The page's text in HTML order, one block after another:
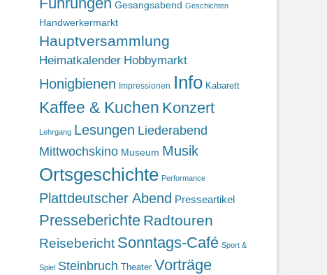
Gesangsabend Geschichten
Handwerkermarkt
Hauptversammlung
Heimatkalender Hobbymarkt
Honigbienen Impressionen Info Kabarett
Kaffee & Kuchen Konzert
Lehrgang Lesungen Liederabend
Mittwochskino Museum Musik
Ortsgeschichte Performance
Plattdeutscher Abend Presseartikel
Presseberichte Radtouren
Reisebericht Sonntags-Café Sport &
Spiel Steinbruch Theater Vorträge